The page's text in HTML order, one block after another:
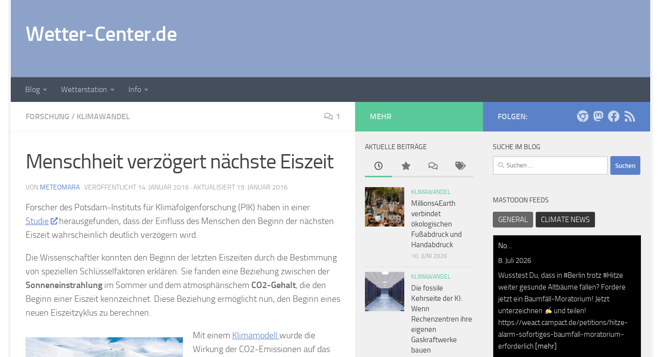
Wetter-Center.de
Blog Wetterstation Info
FORSCHUNG / KLIMAWANDEL 1
Menschheit verzögert nächste Eiszeit
VON METEOMARA · VERÖFFENTLICHT 14. JANUAR 2016 · AKTUALISIERT 19. JANUAR 2016
Forscher des Potsdam-Instituts für Klimafolgenforschung (PIK) haben in einer
Studie
herausgefunden, dass der Einfluss des Menschen den Beginn der nächsten
Eiszeit wahrscheinlich deutlich verzögern wird.
Die Wissenschaftler konnten den Beginn der letzten Eiszeiten durch die Bestimmung
von speziellen Schlüsselfaktoren erklären. Sie fanden eine Beziehung zwischen der
Sonneneinstrahlung im Sommer und dem atmosphärischem CO2-Gehalt, die den
Beginn einer Eiszeit kennzeichnet. Diese Beziehung ermöglicht nun, den Beginn eines
neuen Eiszeitzyklus zu berechnen.
Mit einem Klimamodell wurde die
Wirkung der CO2-Emissionen auf das
FOLGEN:
SUCHE IM BLOG
Suchen
nach:
MASTODON FEEDS
GENERAL CLIMATE NEWS
No…
8. Juli 2026
Wusstest Du, dass in #Berlin trotz #Hitze
weiter gesunde Altbäume fallen? Fordere
jetzt ein Baumfäll-Moratorium! Jetzt
unterzeichnen
und teilen!
https://weact.campact.de/petitions/hitze-
alarm-sofortiges-baumfall-moratorium-
erforderlich [mehr]
MEHR
AKTUELLE BEITRÄGE
KLIMAWANDEL
Millions4Earth
verbindet
ökologischen
Fußabdruck und
Handabdruck
10. JUNI 2026
KLIMAWANDEL
Die fossile
Kehrseite der KI:
Wenn
Rechenzentren ihre
eigenen
Gaskraftwerke
bauen